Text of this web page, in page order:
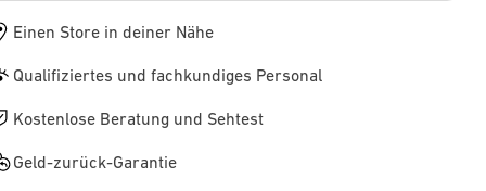
Einen Store in deiner Nähe
Qualifiziertes und fachkundiges Personal
Kostenlose Beratung und Sehtest
Geld-zurück-Garantie